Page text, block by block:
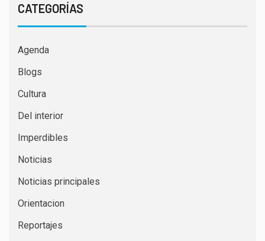
CATEGORÍAS
Agenda
Blogs
Cultura
Del interior
Imperdibles
Noticias
Noticias principales
Orientacion
Reportajes